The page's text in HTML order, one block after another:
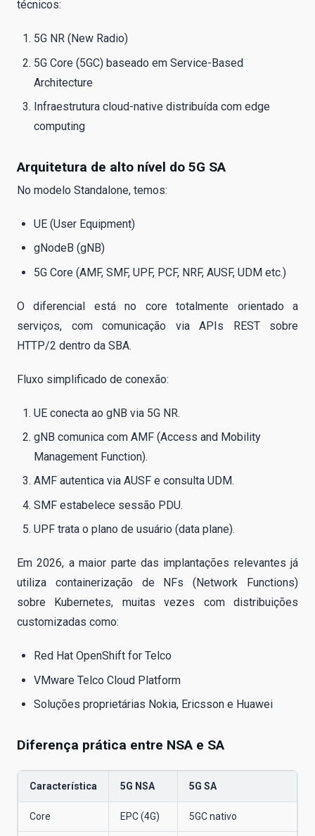
técnicos:
5G NR (New Radio)
5G Core (5GC) baseado em Service-Based
Architecture
Infraestrutura cloud-native distribuída com edge
computing
Arquitetura de alto nível do 5G SA
No modelo Standalone, temos:
UE (User Equipment)
gNodeB (gNB)
5G Core (AMF, SMF, UPF, PCF, NRF, AUSF, UDM etc.)
O diferencial está no core totalmente orientado a
serviços, com comunicação via APIs REST sobre
HTTP/2 dentro da SBA.
Fluxo simplificado de conexão:
UE conecta ao gNB via 5G NR.
gNB comunica com AMF (Access and Mobility
Management Function).
AMF autentica via AUSF e consulta UDM.
SMF estabelece sessão PDU.
UPF trata o plano de usuário (data plane).
Em 2026, a maior parte das implantações relevantes já
utiliza containerização de NFs (Network Functions)
sobre Kubernetes, muitas vezes com distribuições
customizadas como:
Red Hat OpenShift for Telco
VMware Telco Cloud Platform
Soluções proprietárias Nokia, Ericsson e Huawei
Diferença prática entre NSA e SA
Característica 5G NSA 5G SA
Core EPC (4G) 5GC nativo